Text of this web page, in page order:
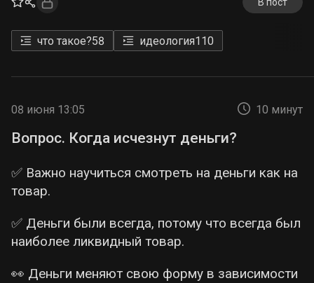
что такое?58 идеология110
08 июня 13:05 10 минут
Вопрос. Когда исчезнут деньги?
✅ Важно научиться смотреть на деньги как на
товар.
✅ Деньги были всегда, потому что всегда был
наиболее ликвидный товар.
👀 Деньги меняют свою форму в зависимости